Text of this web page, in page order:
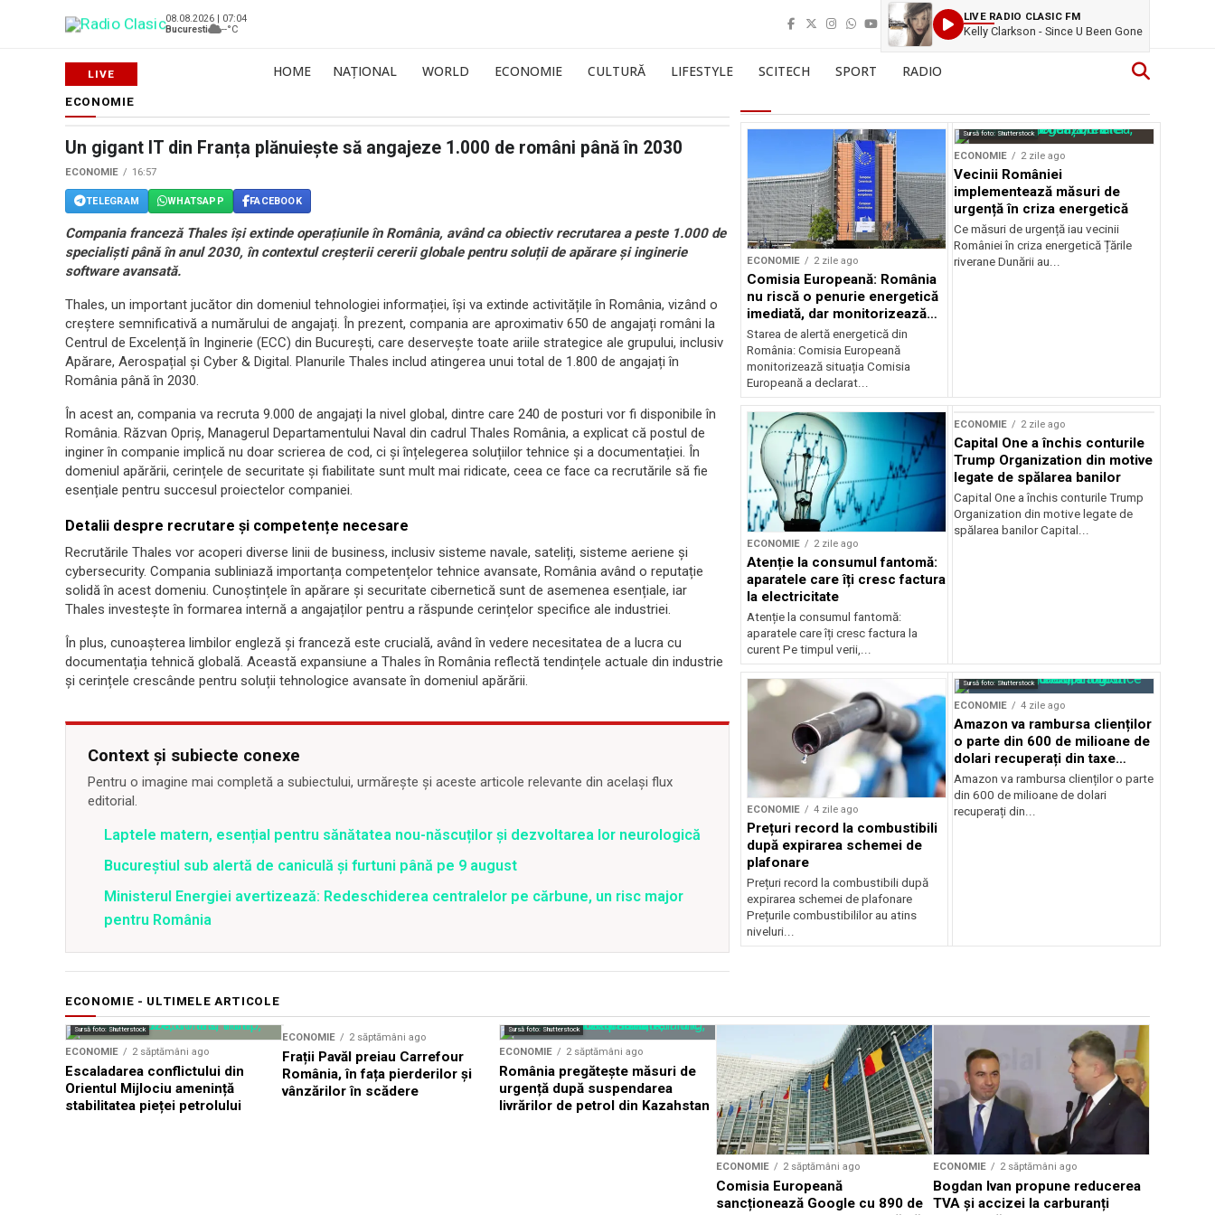
08.08.2026 | 07:04
Bucuresti
--°C
LIVE RADIO CLASIC FM
Kelly Clarkson - Since U Been Gone
HOME NAȚIONAL WORLD ECONOMIE CULTURĂ LIFESTYLE SCITECH SPORT RADIO
ECONOMIE
Un gigant IT din Franța plănuiește să angajeze 1.000 de români până în 2030
ECONOMIE 16:57
TELEGRAM WHATSAPP FACEBOOK
Compania franceză Thales își extinde operațiunile în România, având ca obiectiv recrutarea a peste 1.000 de
specialiști până în anul 2030, în contextul creșterii cererii globale pentru soluții de apărare și inginerie
software avansată.
Thales, un important jucător din domeniul tehnologiei informației, își va extinde activitățile în România, vizând o
creștere semnificativă a numărului de angajați. În prezent, compania are aproximativ 650 de angajați români la
Centrul de Excelență în Inginerie (ECC) din București, care deservește toate ariile strategice ale grupului, inclusiv
Apărare, Aerospațial și Cyber & Digital. Planurile Thales includ atingerea unui total de 1.800 de angajați în
România până în 2030.
În acest an, compania va recruta 9.000 de angajați la nivel global, dintre care 240 de posturi vor fi disponibile în
România. Răzvan Opriș, Managerul Departamentului Naval din cadrul Thales România, a explicat că postul de
inginer în companie implică nu doar scrierea de cod, ci și înțelegerea soluțiilor tehnice și a documentației. În
domeniul apărării, cerințele de securitate și fiabilitate sunt mult mai ridicate, ceea ce face ca recrutările să fie
esențiale pentru succesul proiectelor companiei.
Detalii despre recrutare și competențe necesare
Recrutările Thales vor acoperi diverse linii de business, inclusiv sisteme navale, sateliți, sisteme aeriene și
cybersecurity. Compania subliniază importanța competențelor tehnice avansate, România având o reputație
solidă în acest domeniu. Cunoștințele în apărare și securitate cibernetică sunt de asemenea esențiale, iar
Thales investește în formarea internă a angajaților pentru a răspunde cerințelor specifice ale industriei.
În plus, cunoașterea limbilor engleză și franceză este crucială, având în vedere necesitatea de a lucra cu
documentația tehnică globală. Această expansiune a Thales în România reflectă tendințele actuale din industrie
și cerințele crescânde pentru soluții tehnologice avansate în domeniul apărării.
Context și subiecte conexe
Pentru o imagine mai completă a subiectului, urmărește și aceste articole relevante din același flux
editorial.
Laptele matern, esențial pentru sănătatea nou-născuților și dezvoltarea lor neurologică
Bucureștiul sub alertă de caniculă și furtuni până pe 9 august
Ministerul Energiei avertizează: Redeschiderea centralelor pe cărbune, un risc major
pentru România
ECONOMIE 2 zile ago
Comisia Europeană: România
nu riscă o penurie energetică
imediată, dar monitorizează
situația
Starea de alertă energetică din
România: Comisia Europeană
monitorizează situația Comisia
Europeană a declarat...
Sursă foto: Shutterstock
ECONOMIE 2 zile ago
Vecinii României
implementează măsuri de
urgență în criza energetică
Ce măsuri de urgență iau vecinii
României în criza energetică Țările
riverane Dunării au...
ECONOMIE 2 zile ago
Atenție la consumul fantomă:
aparatele care îți cresc factura
la electricitate
Atenție la consumul fantomă:
aparatele care îți cresc factura la
curent Pe timpul verii,...
ECONOMIE 2 zile ago
Capital One a închis conturile
Trump Organization din motive
legate de spălarea banilor
Capital One a închis conturile Trump
Organization din motive legate de
spălarea banilor Capital...
ECONOMIE 4 zile ago
Prețuri record la combustibili
după expirarea schemei de
plafonare
Prețuri record la combustibili după
expirarea schemei de plafonare
Prețurile combustibililor au atins
niveluri...
Sursă foto: Shutterstock
ECONOMIE 4 zile ago
Amazon va rambursa clienților
o parte din 600 de milioane de
dolari recuperați din taxe
vamale
Amazon va rambursa clienților o parte
din 600 de milioane de dolari
recuperați din...
ECONOMIE - ULTIMELE ARTICOLE
Sursă foto: Shutterstock
ECONOMIE 2 săptămâni ago
Escaladarea conflictului din
Orientul Mijlociu amenință
stabilitatea pieței petrolului
ECONOMIE 2 săptămâni ago
Frații Pavăl preiau Carrefour
România, în fața pierderilor și
vânzărilor în scădere
Sursă foto: Shutterstock
ECONOMIE 2 săptămâni ago
România pregătește măsuri de
urgență după suspendarea
livrărilor de petrol din Kazahstan
ECONOMIE 2 săptămâni ago
Comisia Europeană
sancționează Google cu 890 de
ECONOMIE 2 săptămâni ago
Bogdan Ivan propune reducerea
TVA și accizei la carburanți